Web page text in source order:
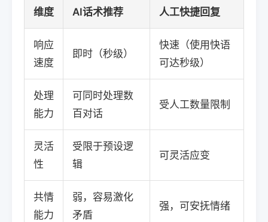
维度 AI话术推荐 人工快捷回复
响应
速度
即时（秒级）
快速（使用快语
可达秒级）
处理
能力
可同时处理数
百对话
受人工数量限制
灵活
性
受限于预设逻
辑
可灵活应变
共情
能力
弱，容易激化
矛盾
强，可安抚情绪